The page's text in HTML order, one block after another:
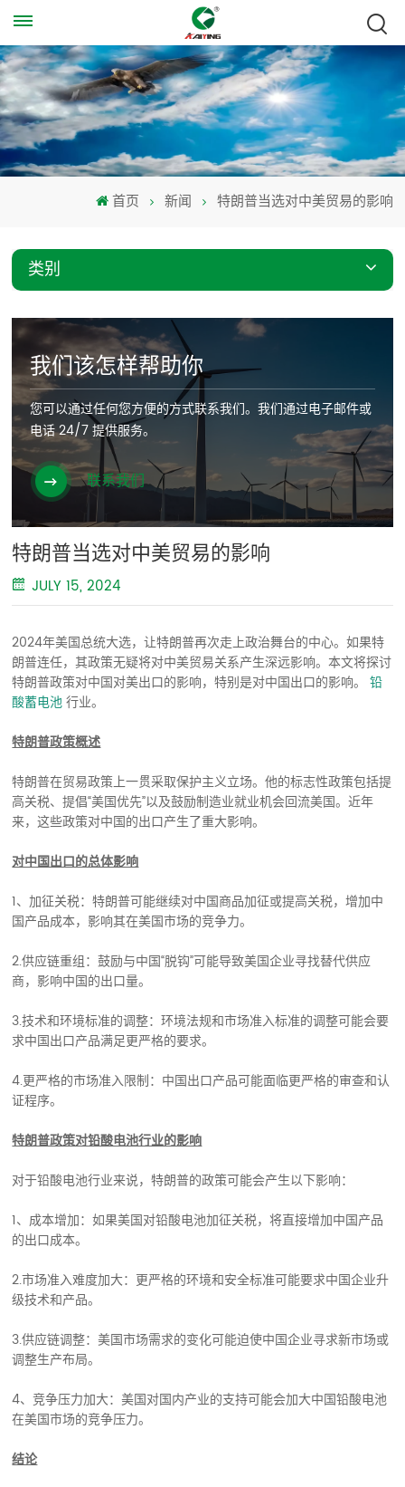
首页 新闻 特朗普当选对中美贸易的影响
类别
我们该怎样帮助你
您可以通过任何您方便的方式联系我们。我们通过电子邮件或
电话 24/7 提供服务。
联系我们
特朗普当选对中美贸易的影响
JULY 15, 2024
2024年美国总统大选，让特朗普再次走上政治舞台的中心。如果特
朗普连任，其政策无疑将对中美贸易关系产生深远影响。本文将探讨
特朗普政策对中国对美出口的影响，特别是对中国出口的影响。铅
酸蓄电池行业。
特朗普政策概述
特朗普在贸易政策上一贯采取保护主义立场。他的标志性政策包括提
高关税、提倡“美国优先”以及鼓励制造业就业机会回流美国。近年
来，这些政策对中国的出口产生了重大影响。
对中国出口的总体影响
1、加征关税：特朗普可能继续对中国商品加征或提高关税，增加中
国产品成本，影响其在美国市场的竞争力。
2.供应链重组：鼓励与中国“脱钩”可能导致美国企业寻找替代供应
商，影响中国的出口量。
3.技术和环境标准的调整：环境法规和市场准入标准的调整可能会要
求中国出口产品满足更严格的要求。
4.更严格的市场准入限制：中国出口产品可能面临更严格的审查和认
证程序。
特朗普政策对铅酸电池行业的影响
对于铅酸电池行业来说，特朗普的政策可能会产生以下影响：
1、成本增加：如果美国对铅酸电池加征关税，将直接增加中国产品
的出口成本。
2.市场准入难度加大：更严格的环境和安全标准可能要求中国企业升
级技术和产品。
3.供应链调整：美国市场需求的变化可能迫使中国企业寻求新市场或
调整生产布局。
4、竞争压力加大：美国对国内产业的支持可能会加大中国铅酸电池
在美国市场的竞争压力。
结论